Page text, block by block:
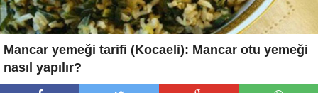
Mancar yemeği tarifi (Kocaeli): Mancar otu yemeği
nasıl yapılır?